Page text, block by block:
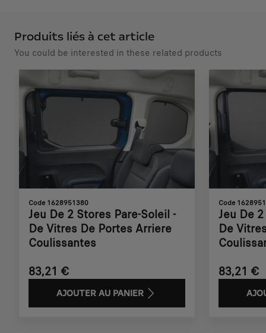
Produits liés à cet article
You could be interested in these related products
Code 1628951380
Jeu De 2 Stores Pare-Soleil -
De Vitres De Portes Arriere
Coulissantes
83,21 €
AJOUTER AU PANIER
Code
Jeu De
De
83,21 €